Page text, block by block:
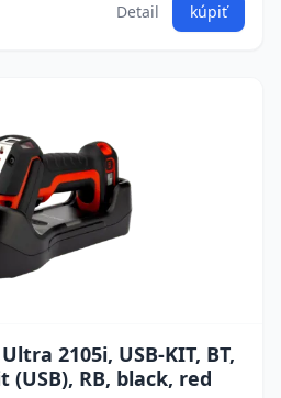
Detail kúpiť
2105i, USB-KIT, BT,
(USB), RB, black, red